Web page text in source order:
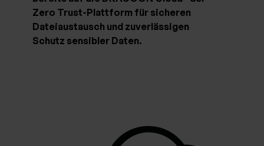
Zero Trust-Plattform für sicheren
Dateiaustausch und zuverlässigen
Schutz sensibler Daten.